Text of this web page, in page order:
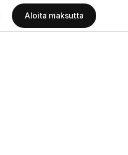
Aloita maksutta